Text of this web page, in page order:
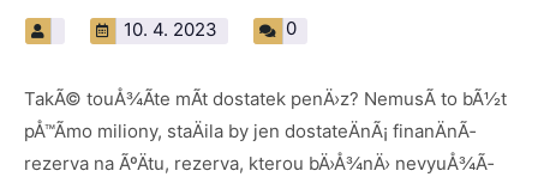
10. 4. 2023 0
TakÃ© touÅ¾Ã­te mÃ­t dostatek penÄ›z? NemusÃ­ to bÃ½t
pÅ™Ã­mo miliony, staÄila by jen dostateÄnÃ¡ finanÄnÃ­
rezerva na ÃºÄtu, rezerva, kterou bÄ›Å¾nÄ› nevyuÅ¾Ã­